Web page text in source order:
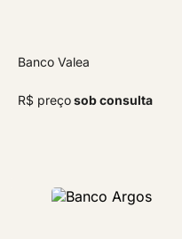
Banco Valea
R$ preçosob consulta